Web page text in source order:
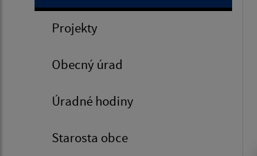
Projekty
Obecný úrad
Úradné hodiny
Starosta obce